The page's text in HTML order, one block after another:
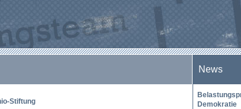
Stiftung
News
Demokratie